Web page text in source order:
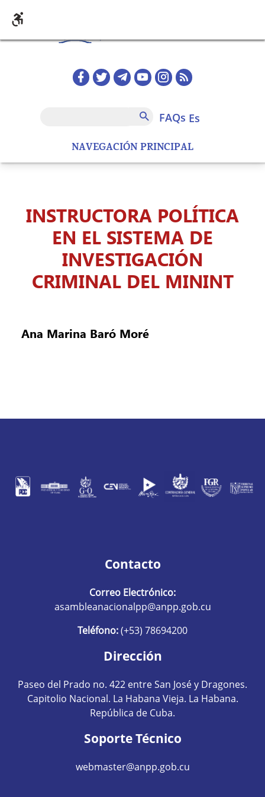
NAVEGACIÓN PRINCIPAL
Redes sociales home
FAQs
FAQs es
INSTRUCTORA POLÍTICA
EN EL SISTEMA DE
INVESTIGACIÓN
CRIMINAL DEL MININT
Ana Marina Baró Moré
Contacto
Correo Electrónico:
asambleanacionalpp@anpp.gob.cu
Teléfono:(+53) 78694200
Dirección
Paseo del Prado no. 422 entre San José y Dragones.
Capitolio Nacional. La Habana Vieja. La Habana.
República de Cuba.
Soporte Técnico
webmaster@anpp.gob.cu